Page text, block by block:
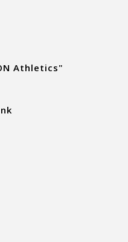
Athletics"